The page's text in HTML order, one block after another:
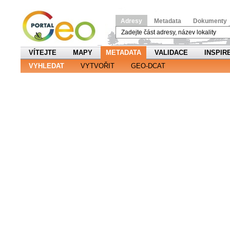
Adresy Metadata Dokumenty
VÍTEJTE MAPY METADATA VALIDACE
VYHLEDAT
VYTVOŘIT GEO-DCAT